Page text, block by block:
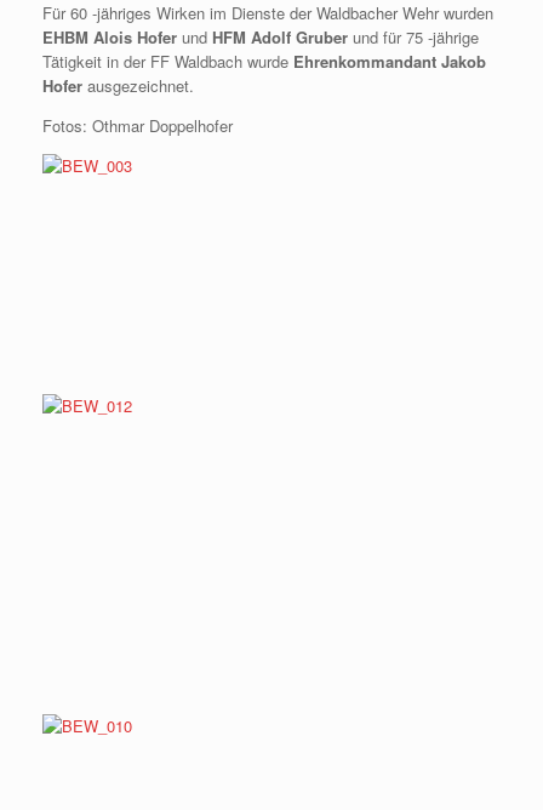
Für 60 -jähriges Wirken im Dienste der Waldbacher Wehr wurden
EHBM Alois Hofer und HFM Adolf Gruber und für 75 -jährige
Tätigkeit in der FF Waldbach wurde Ehrenkommandant Jakob
Hofer ausgezeichnet.
Fotos: Othmar Doppelhofer